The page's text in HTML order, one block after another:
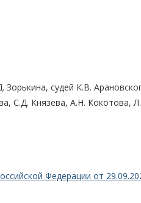
судей К.В.
С.Д. Князева, А.Н. Кокотова,
Федерации от